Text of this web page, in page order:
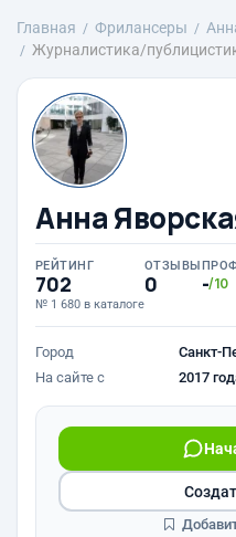
Главная Фрилансеры
Журналистика/
Анна
РЕЙТИНГ
702
№ 1 680 в каталоге
ОТЗЫВЫ
0 -/10
Город
Санкт-
На сайте с
2017